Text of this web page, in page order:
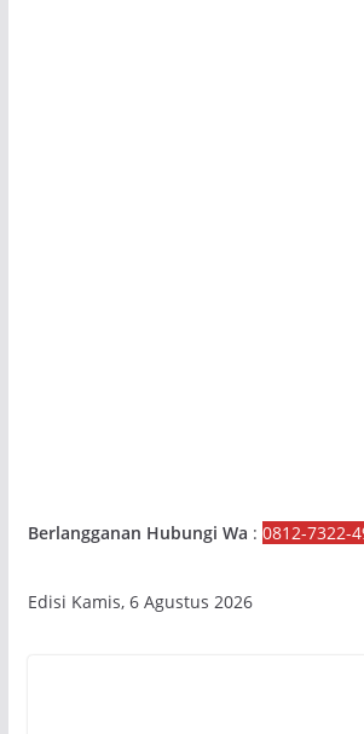
Berlangganan Hubungi Wa : 0812-7322-
Edisi Kamis, 6 Agustus 2026